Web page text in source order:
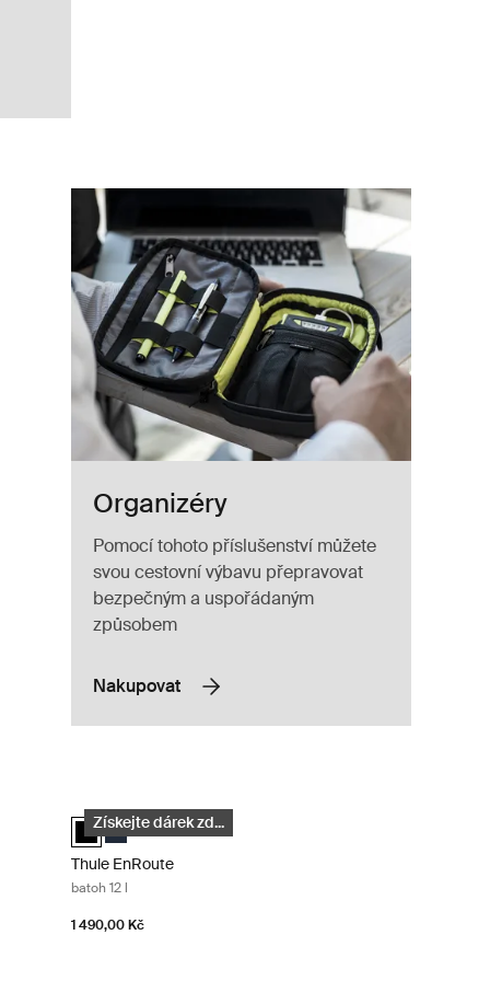
modrá/tmavá modrá
nuancovaná hnědá
Jemně zelená
26L Bledě žlutá
Organizéry
Pomocí tohoto příslušenství můžete
svou cestovní výbavu přepravovat
bezpečným a uspořádaným
způsobem
Nakupovat
Thule EnRoute batoh 12 l Black
Získejte dárek zd...
Thule EnRoute backpack 12L Černá (selected)
Thule EnRoute backpack 12L Světle modrá/tmavá
Thule EnRoute
batoh 12 l
1 490,00 Kč